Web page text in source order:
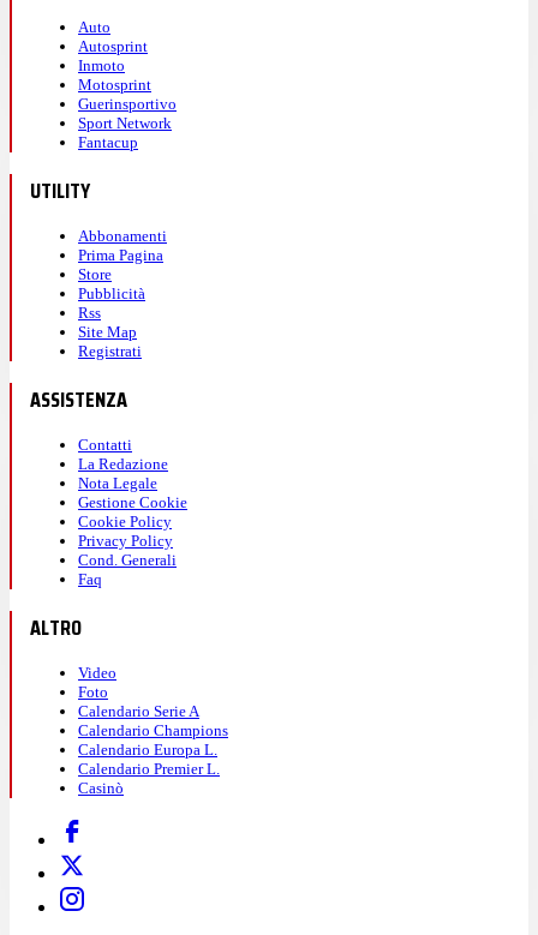
Auto
Autosprint
Inmoto
Motosprint
Guerinsportivo
Sport Network
Fantacup
UTILITY
Abbonamenti
Prima Pagina
Store
Pubblicità
Rss
Site Map
Registrati
ASSISTENZA
Contatti
La Redazione
Nota Legale
Gestione Cookie
Cookie Policy
Privacy Policy
Cond. Generali
Faq
ALTRO
Video
Foto
Calendario Serie A
Calendario Champions
Calendario Europa L.
Calendario Premier L.
Casinò